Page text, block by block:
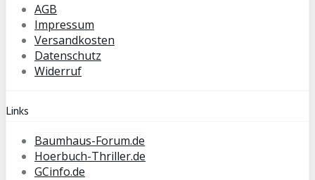
AGB
Impressum
Versandkosten
Datenschutz
Widerruf
Links
Baumhaus-Forum.de
Hoerbuch-Thriller.de
GCinfo.de